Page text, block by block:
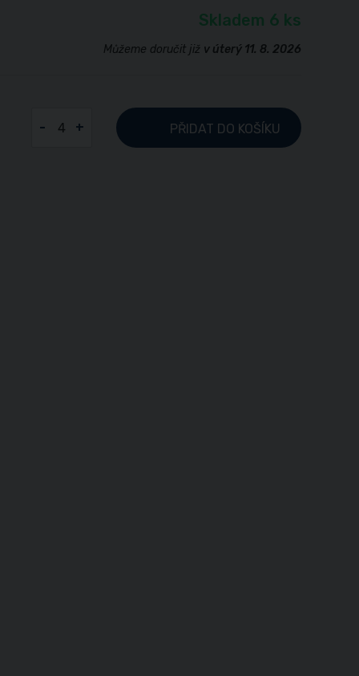
Skladem 6 ks
Můžeme doručit již v úterý 11. 8. 2026
- + PŘIDAT DO KOŠÍKU